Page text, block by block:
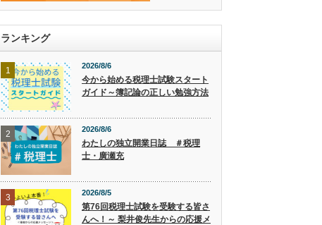
ランキング
1 2026/8/6
今から始める税理士試験スタート
ガイド～簿記論の正しい勉強方法
2 2026/8/6
わたしの独立開業日誌 ＃税理
士・廣瀬充
3 2026/8/5
第76回税理士試験を受験する皆さ
んへ！～ 梨井俊先生からの応援メ